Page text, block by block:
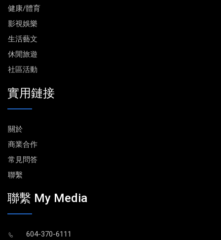
健康/體育
影視娛樂
生活藝文
休閒旅遊
社區活動
實用鏈接
關於
商業合作
常見問答
聯繫
聯繫 My Media
604-370-6111